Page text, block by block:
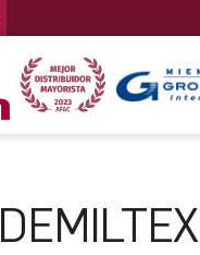
DEMILTEX